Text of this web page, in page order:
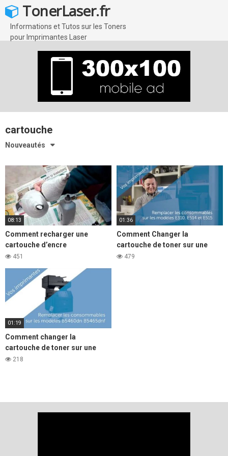
Skip
to
content
TonerLaser.fr
Informations et Tutos sur les Toners
pour Imprimantes Laser
cartouche
Nouveautés
08:13
Comment recharger une
cartouche d’encre
d’imprimante laser Samsung
451
01:36
Comment Changer la
cartouche de toner sur une
imprimante Laser DELL e310,
479
01:19
Comment changer la
cartouche de toner sur une
imprimante laser DELL b5460
218